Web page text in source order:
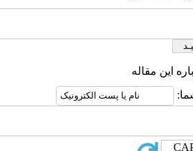
این مقاله